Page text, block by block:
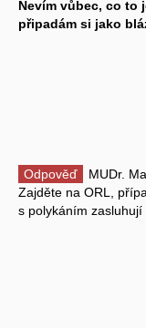
Nevím vůbec, co to
připadám si jako
Odpověď
MUDr.
Zajděte na ORL,
s polykáním zasluhují